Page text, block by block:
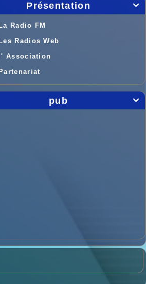

Présentation
La Radio FM
Les Radios Web
l' Association
Partenariat

pub